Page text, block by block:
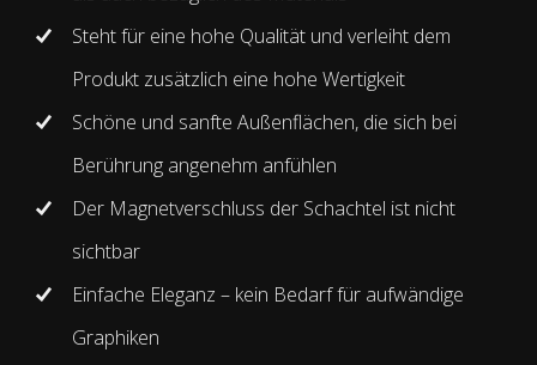
Steht für eine hohe Qualität und verleiht dem
Produkt zusätzlich eine hohe Wertigkeit
Schöne und sanfte Außenflächen, die sich bei
Berührung angenehm anfühlen
Der Magnetverschluss der Schachtel ist nicht
sichtbar
Einfache Eleganz – kein Bedarf für aufwändige
Graphiken